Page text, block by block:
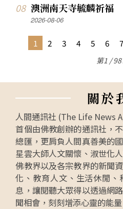
澳洲南天寺毓麟祈福
2026-08-06
1 2 3 4 5 6 7
第1 /
關於
人間通訊社 (The Life News
首個由佛教創辦的通訊社，
總匯，更肩負人間真善美的
星雲大師人文關懷、淑世化
佛教界以及各宗教界的新聞
化、教育人文、生活休閒
息，讓閱聽大眾得以透過網
聞相會，刻刻增添心靈的能